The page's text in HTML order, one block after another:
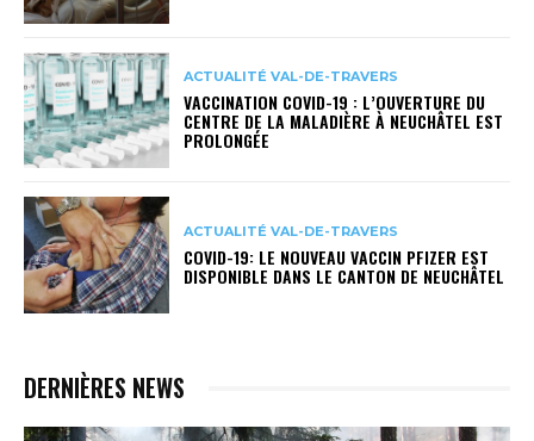
ACTUALITÉ VAL-DE-TRAVERS
VACCINATION COVID-19 : L’OUVERTURE DU
CENTRE DE LA MALADIÈRE À NEUCHÂTEL EST
PROLONGÉE
ACTUALITÉ VAL-DE-TRAVERS
COVID-19: LE NOUVEAU VACCIN PFIZER EST
DISPONIBLE DANS LE CANTON DE NEUCHÂTEL
DERNIÈRES NEWS